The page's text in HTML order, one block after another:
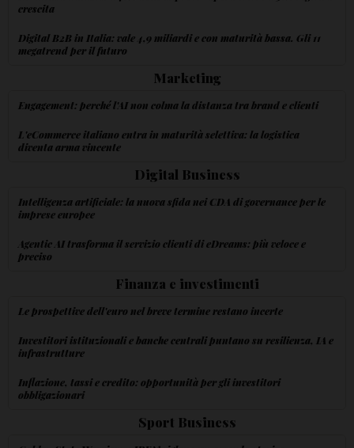
crescita
Digital B2B in Italia: vale 4,9 miliardi e con maturità bassa. Gli 11
megatrend per il futuro
Marketing
Engagement: perché l'AI non colma la distanza tra brand e clienti
L'eCommerce italiano entra in maturità selettiva: la logistica
diventa arma vincente
Digital Business
Intelligenza artificiale: la nuova sfida nei CDA di governance per le
imprese europee
Agentic AI trasforma il servizio clienti di eDreams: più veloce e
preciso
Finanza e investimenti
Le prospettive dell'euro nel breve termine restano incerte
Investitori istituzionali e banche centrali puntano su resilienza, IA e
infrastrutture
Inflazione, tassi e credito: opportunità per gli investitori
obbligazionari
Sport Business